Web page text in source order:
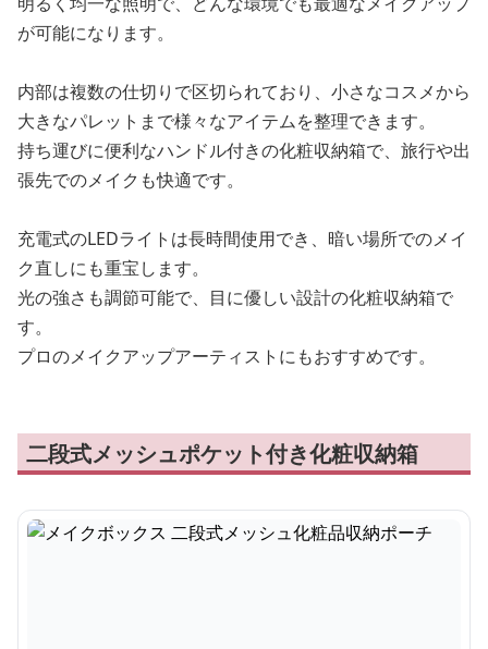
が可能になります。
内部は複数の仕切りで区切られており、小さなコスメから
大きなパレットまで様々なアイテムを整理できます。
持ち運びに便利なハンドル付きの化粧収納箱で、旅行や出
張先でのメイクも快適です。
充電式のLEDライトは長時間使用でき、暗い場所でのメイ
ク直しにも重宝します。
光の強さも調節可能で、目に優しい設計の化粧収納箱で
す。
プロのメイクアップアーティストにもおすすめです。
二段式メッシュポケット付き化粧収納箱